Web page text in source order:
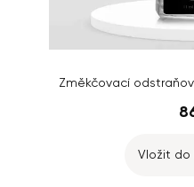
Změkčovací
Vložit do